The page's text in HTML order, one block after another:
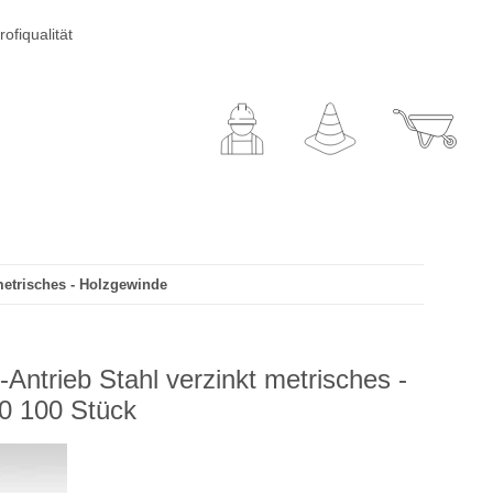
- Holzgewinde
Stahl verzinkt metrisches -
100 Stück